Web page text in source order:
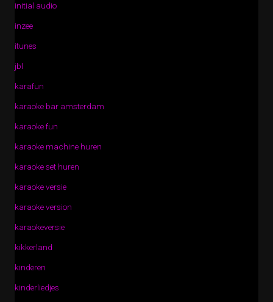
initial audio
inzee
itunes
jbl
karafun
karaoke bar amsterdam
karaoke fun
karaoke machine huren
karaoke set huren
karaoke versie
karaoke version
karaokeversie
kikkerland
kinderen
kinderliedjes